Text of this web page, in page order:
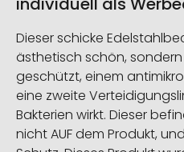
Dieser schicke
ästhetisch schön,
geschützt, einem
eine zweite
Bakterien wirkt. Dieser
nicht AUF dem Produkt,